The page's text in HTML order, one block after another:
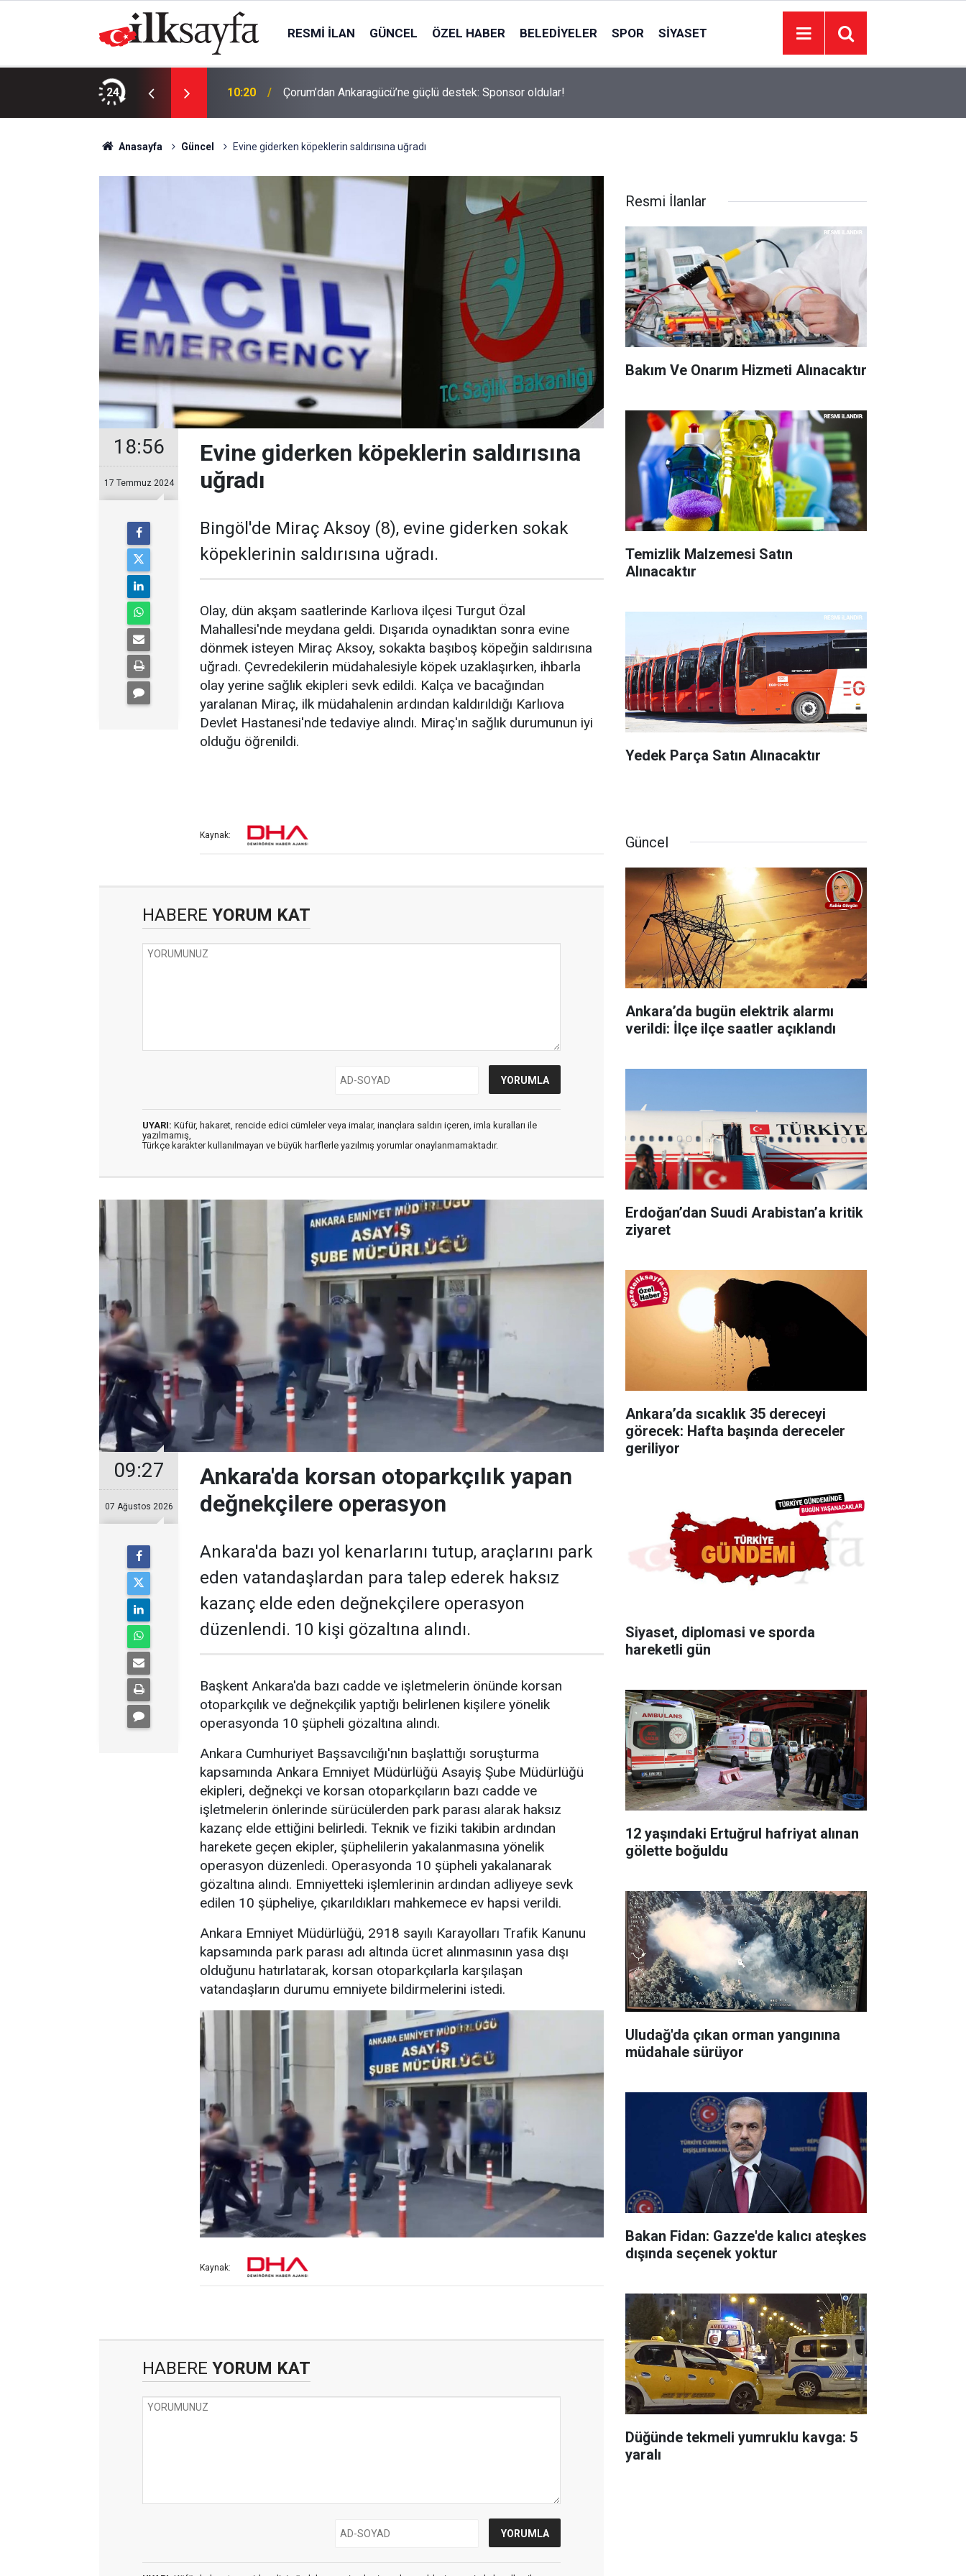
RESMI İLAN GÜNCEL ÖZEL HABER BELEDIYELER SPOR SIYASET
24
TL’ye arsa satıyor 10:20 Çorum’dan Ankaragücü’ne güçlü destek: Sponsor oldular!
Anasayfa Güncel Evine giderken köpeklerin saldırısına uğradı
18:56
17 Temmuz 2024
Evine giderken köpeklerin saldırısına
uğradı
Bingöl'de Miraç Aksoy (8), evine giderken sokak
köpeklerinin saldırısına uğradı.
Olay, dün akşam saatlerinde Karlıova ilçesi Turgut Özal
Mahallesi'nde meydana geldi. Dışarıda oynadıktan sonra evine
dönmek isteyen Miraç Aksoy, sokakta başıboş köpeğin saldırısına
uğradı. Çevredekilerin müdahalesiyle köpek uzaklaşırken, ihbarla
olay yerine sağlık ekipleri sevk edildi. Kalça ve bacağından
yaralanan Miraç, ilk müdahalenin ardından kaldırıldığı Karlıova
Devlet Hastanesi'nde tedaviye alındı. Miraç'ın sağlık durumunun iyi
olduğu öğrenildi.
Kaynak:
HABERE YORUM KAT
UYARI: Küfür, hakaret, rencide edici cümleler veya imalar, inançlara saldırı içeren, imla kuralları ile
yazılmamış,
Türkçe karakter kullanılmayan ve büyük harflerle yazılmış yorumlar onaylanmamaktadır.
09:27
07 Ağustos 2026
Ankara'da korsan otoparkçılık yapan
değnekçilere operasyon
Ankara'da bazı yol kenarlarını tutup, araçlarını park
eden vatandaşlardan para talep ederek haksız
kazanç elde eden değnekçilere operasyon
düzenlendi. 10 kişi gözaltına alındı.
Başkent Ankara'da bazı cadde ve işletmelerin önünde korsan
otoparkçılık ve değnekçilik yaptığı belirlenen kişilere yönelik
operasyonda 10 şüpheli gözaltına alındı.
Ankara Cumhuriyet Başsavcılığı'nın başlattığı soruşturma
kapsamında Ankara Emniyet Müdürlüğü Asayiş Şube Müdürlüğü
ekipleri, değnekçi ve korsan otoparkçıların bazı cadde ve
işletmelerin önlerinde sürücülerden park parası alarak haksız
kazanç elde ettiğini belirledi. Teknik ve fiziki takibin ardından
harekete geçen ekipler, şüphelilerin yakalanmasına yönelik
operasyon düzenledi. Operasyonda 10 şüpheli yakalanarak
gözaltına alındı. Emniyetteki işlemlerinin ardından adliyeye sevk
edilen 10 şüpheliye, çıkarıldıkları mahkemece ev hapsi verildi.
Ankara Emniyet Müdürlüğü, 2918 sayılı Karayolları Trafik Kanunu
kapsamında park parası adı altında ücret alınmasının yasa dışı
olduğunu hatırlatarak, korsan otoparkçılarla karşılaşan
vatandaşların durumu emniyete bildirmelerini istedi.
Kaynak:
HABERE YORUM KAT
Resmi İlanlar
Bakım Ve Onarım Hizmeti Alınacaktır
Temizlik Malzemesi Satın
Alınacaktır
Yedek Parça Satın Alınacaktır
Güncel
Ankara’da bugün elektrik alarmı
verildi: İlçe ilçe saatler açıklandı
Erdoğan’dan Suudi Arabistan’a kritik
ziyaret
Ankara’da sıcaklık 35 dereceyi
görecek: Hafta başında dereceler
geriliyor
Siyaset, diplomasi ve sporda
hareketli gün
12 yaşındaki Ertuğrul hafriyat alınan
gölette boğuldu
Uludağ'da çıkan orman yangınına
müdahale sürüyor
Bakan Fidan: Gazze'de kalıcı ateşkes
dışında seçenek yoktur
Düğünde tekmeli yumruklu kavga: 5
yaralı